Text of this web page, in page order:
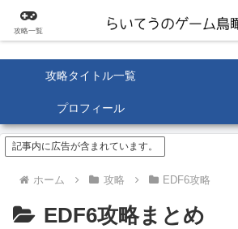
攻略タイトル一覧
プロフィール
記事内に広告が含まれています。
ホーム 攻略 EDF6攻略
EDF6攻略まとめ
攻略一覧